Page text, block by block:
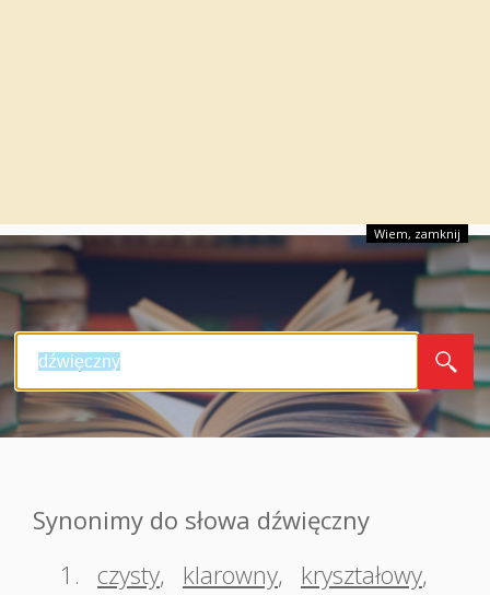
Wiem, zamknij
Synonimy do słowa dźwięczny
1.
czysty, klarowny, kryształowy,